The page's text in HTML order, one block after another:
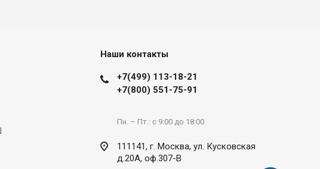
Наши контакты
+7(499) 113-18-21
+7(800) 551-75-91
Пн. – Пт.: с 9:00 до 18:00
111141, г. Москва, ул. Кусковская
д.20А, оф.307-В